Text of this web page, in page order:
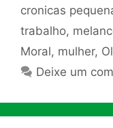
cronicas
trabalho,
Moral, mulher,
Deixe um